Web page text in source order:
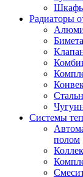
Радиаторы
Системы
полом